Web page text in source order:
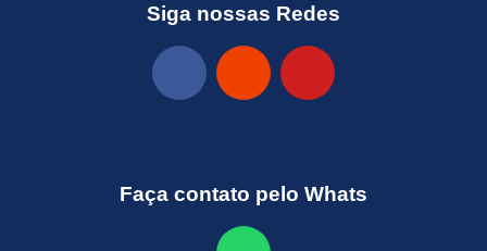
Siga nossas Redes
Faça contato pelo Whats